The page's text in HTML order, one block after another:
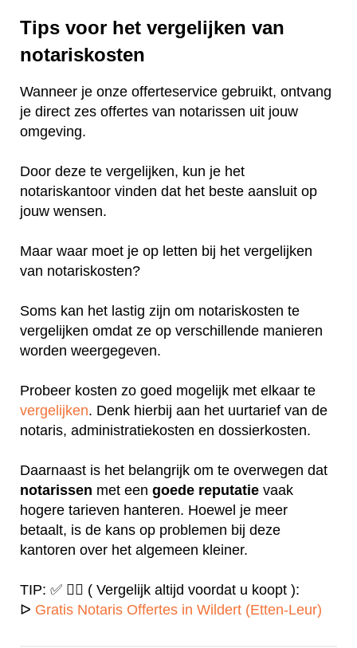
Tips voor het vergelijken van
notariskosten
Wanneer je onze offerteservice gebruikt, ontvang
je direct zes offertes van notarissen uit jouw
omgeving.
Door deze te vergelijken, kun je het
notariskantoor vinden dat het beste aansluit op
jouw wensen.
Maar waar moet je op letten bij het vergelijken
van notariskosten?
Soms kan het lastig zijn om notariskosten te
vergelijken omdat ze op verschillende manieren
worden weergegeven.
Probeer kosten zo goed mogelijk met elkaar te
vergelijken. Denk hierbij aan het uurtarief van de
notaris, administratiekosten en dossierkosten.
Daarnaast is het belangrijk om te overwegen dat
notarissen met een goede reputatie vaak
hogere tarieven hanteren. Hoewel je meer
betaalt, is de kans op problemen bij deze
kantoren over het algemeen kleiner.
TIP: ✅ ✍🏻 ( Vergelijk altijd voordat u koopt ):
ᐅ Gratis Notaris Offertes in Wildert (Etten-Leur)